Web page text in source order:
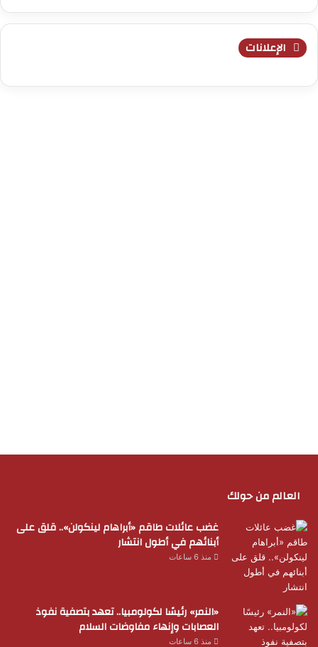
الإعلانات
العالم من حولك
غضب عائلات طاقم «أبراهام لينكولن».. قلق على
أبنائهم في أطول انتشار
منذ 6 ساعات
«النمر» رئيسًا لكولومبيا.. تعهد بتصفية نفوذ
العصابات وإنهاء مفاوضات السلام
منذ 6 ساعات